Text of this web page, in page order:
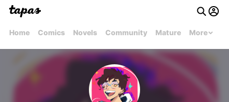
Home Comics Novels Community Mature More